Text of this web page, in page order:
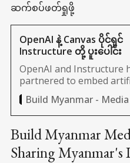
ဆက်စပ်ဖတ်ရှုဖို့
OpenAI နဲ့ Canvas ပိုင်ရှင်
Instructure တို့ ပူးပေါင်း
OpenAI and Instructure
partnered to embed
intelligence tools into
learning management
Build Myanmar - Media
Build Myanmar
Sharing